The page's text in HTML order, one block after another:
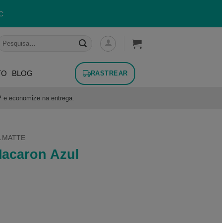
Pesquisar
BLOG RASTREAR
e economize na entrega.
MATTE
Azul